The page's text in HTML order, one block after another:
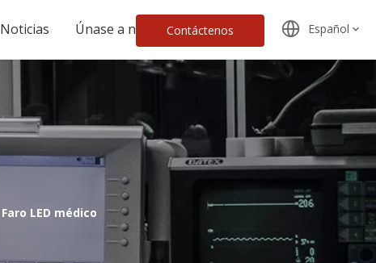
Noticias Únase a nosotrosContáctenos Español
Faro LED médico